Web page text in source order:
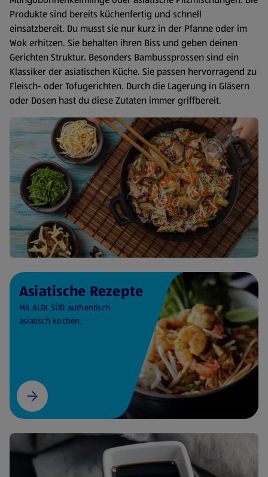
Produkte sind bereits küchenfertig und schnell
einsatzbereit. Du musst sie nur kurz in der Pfanne oder im
Wok erhitzen. Sie behalten ihren Biss und geben deinen
Gerichten Struktur. Besonders Bambussprossen sind ein
Klassiker der asiatischen Küche. Sie passen hervorragend zu
Fleisch- oder Tofugerichten. Durch die Lagerung in Gläsern
oder Dosen hast du diese Zutaten immer griffbereit.
Asiatische Rezepte
Mit ALDI SÜD authentisch
asiatisch kochen.